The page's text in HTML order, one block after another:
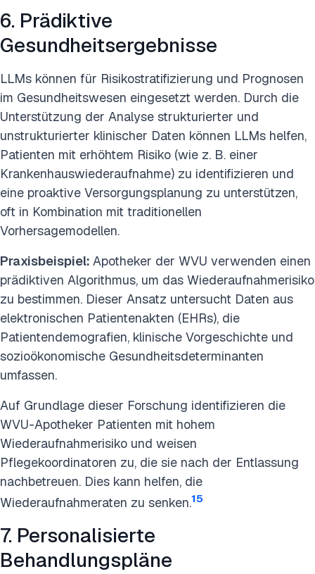
6. Prädiktive
Gesundheitsergebnisse
LLMs können für Risikostratifizierung und Prognosen
im Gesundheitswesen eingesetzt werden. Durch die
Unterstützung der Analyse strukturierter und
unstrukturierter klinischer Daten können LLMs helfen,
Patienten mit erhöhtem Risiko (wie z. B. einer
Krankenhauswiederaufnahme) zu identifizieren und
eine proaktive Versorgungsplanung zu unterstützen,
oft in Kombination mit traditionellen
Vorhersagemodellen.
Praxisbeispiel: Apotheker der WVU verwenden einen
prädiktiven Algorithmus, um das Wiederaufnahmerisiko
zu bestimmen. Dieser Ansatz untersucht Daten aus
elektronischen Patientenakten (EHRs), die
Patientendemografien, klinische Vorgeschichte und
sozioökonomische Gesundheitsdeterminanten
umfassen.
Auf Grundlage dieser Forschung identifizieren die
WVU-Apotheker Patienten mit hohem
Wiederaufnahmerisiko und weisen
Pflegekoordinatoren zu, die sie nach der Entlassung
nachbetreuen. Dies kann helfen, die
Wiederaufnahmeraten zu senken.15
7. Personalisierte
Behandlungspläne